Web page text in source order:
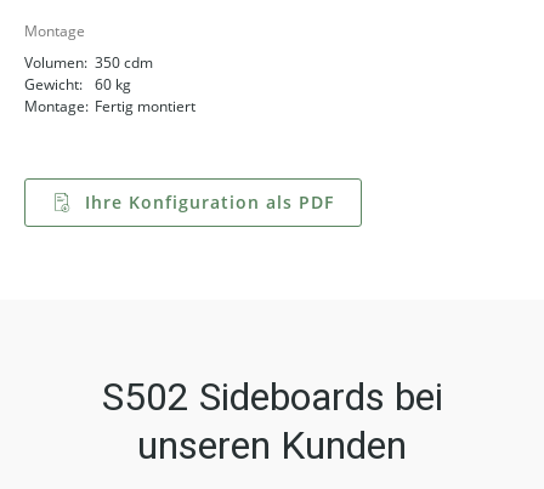
Montage
Volumen: 350 cdm
Gewicht: 60 kg
Montage: Fertig montiert
Ihre Konfiguration als PDF
S502 Sideboards bei
unseren Kunden